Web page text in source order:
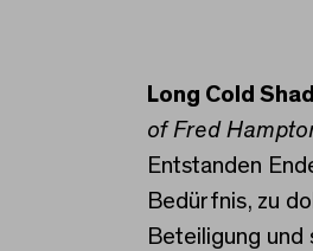
Long Cold
of Fred
Entstanden
Bedürfnis, zu
Beteiligung und